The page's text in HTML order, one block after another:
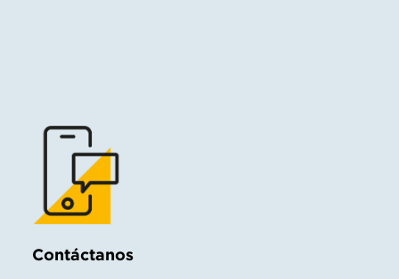
Contáctanos